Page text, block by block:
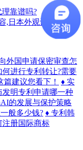
靠谱吗?
,日本外观设计专利实
外国申请保密审查怎
何进行专利转让?需要
建议您看下！
♦ 实
明专利申请哪一种
的发展与保护策略
般多少钱? ♦ 专利韩
注册国际商标